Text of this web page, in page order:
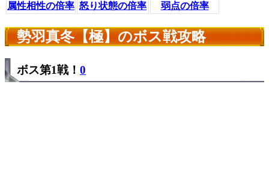
属性相性の倍率 怒り状態の倍率 弱点の倍率
勢羽真冬【極】のボス戦攻略
ボス第1戦！ 0